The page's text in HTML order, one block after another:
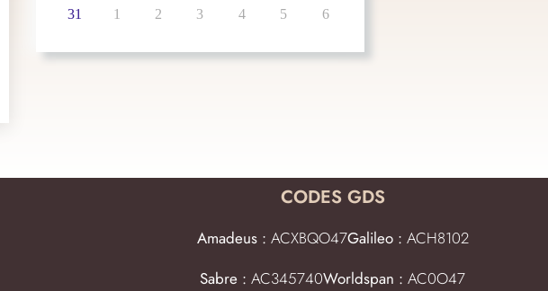
31 1 2 3 4 5 6
CODES GDS
Amadeus : ACXBQO47Galileo : ACH8102
Sabre : AC345740Worldspan : AC0O47